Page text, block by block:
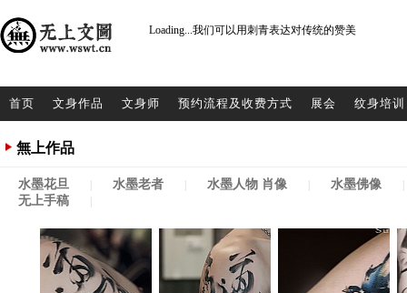
Loading...我们可以用刺青表达对传统的赞美
首页 文身作品 文身师 预约流程及收费方式 展会 纹身培训
無上作品
水墨花旦 水墨老者 水墨人物 肖像 水墨佛像
无上手稿